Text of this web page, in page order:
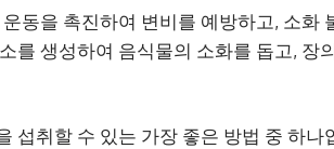
동을 촉진하여 변비를 예방하고, 소화
를 생성하여 음식물의 소화를 돕고, 장
섭취할 수 있는 가장 좋은 방법 중 하나